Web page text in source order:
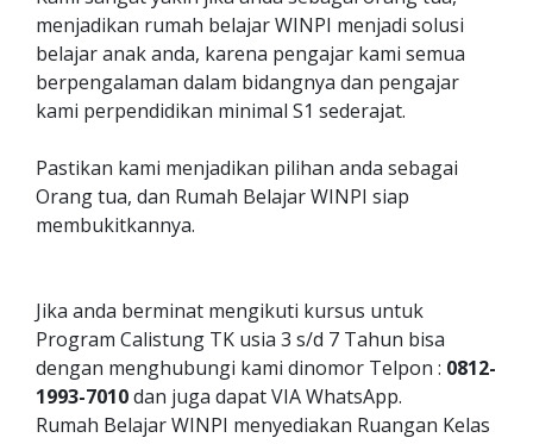
menjadikan rumah belajar WINPI menjadi solusi
belajar anak anda, karena pengajar kami semua
berpengalaman dalam bidangnya dan pengajar
kami perpendidikan minimal S1 sederajat.
Pastikan kami menjadikan pilihan anda sebagai
Orang tua, dan Rumah Belajar WINPI siap
membukitkannya.
Jika anda berminat mengikuti kursus untuk
Program Calistung TK usia 3 s/d 7 Tahun bisa
dengan menghubungi kami dinomor Telpon : 0812-
1993-7010dan juga dapat VIA WhatsApp.
Rumah Belajar WINPI menyediakan Ruangan Kelas